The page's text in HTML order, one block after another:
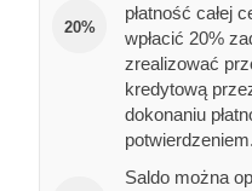
20%
płatność całej
wpłacić 20%
zrealizować
kredytową
dokonaniu
potwierdzeniem.
Saldo można